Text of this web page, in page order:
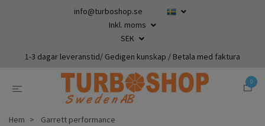
info@turboshop.se
Inkl. moms
SEK
1-3 dagar leveranstid/ Gedigen kunskap / Betala med faktura
0
Hem
Garrett performance